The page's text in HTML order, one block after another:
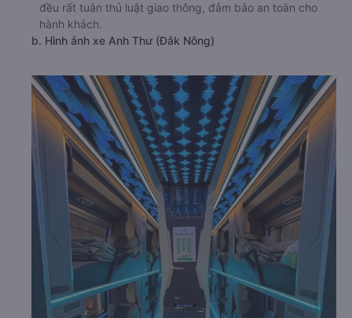
đều rất tuân thủ luật giao thông, đảm bảo an toàn cho
hành khách.
b. Hình ảnh xe Anh Thư (Đắk Nông)